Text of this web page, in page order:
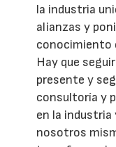
la industria
alianzas y
conocimiento
Hay que
presente y
consultoría y
en la industria
nosotros